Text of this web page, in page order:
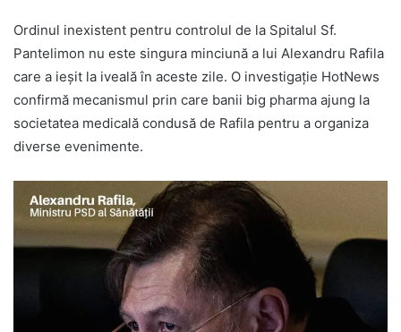
Ordinul inexistent pentru controlul de la Spitalul Sf.
Pantelimon nu este singura minciună a lui Alexandru Rafila
care a ieșit la iveală în aceste zile. O investigație HotNews
confirmă mecanismul prin care banii big pharma ajung la
societatea medicală condusă de Rafila pentru a organiza
diverse evenimente.